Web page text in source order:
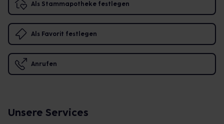
Als Stammapotheke festlegen
Als Favorit festlegen
Anrufen
Unsere Services